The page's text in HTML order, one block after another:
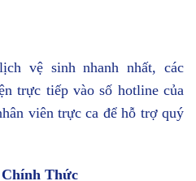
vệ sinh nhanh nhất, các
trực tiếp vào số hotline của
viên trực ca để hỗ trợ quý
Chính Thức